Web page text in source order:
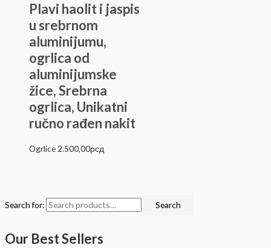
Search for: Search
Our Best Sellers
Plavi haolit i jaspis
u srebrnom
aluminijumu,
ogrlica od
aluminijumske
žice, Srebrna
ogrlica, Unikatni
ručno rađen nakit
Ogrlice 2.500,00рсд